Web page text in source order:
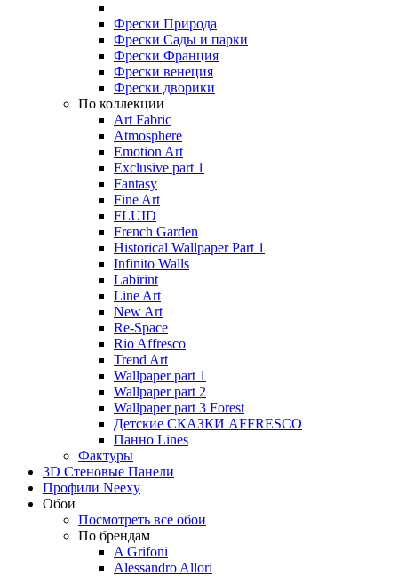
Фрески Природа
Фрески Сады и парки
Фрески Франция
Фрески венеция
Фрески дворики
По коллекции
Art Fabric
Atmosphere
Emotion Art
Exclusive part 1
Fantasy
Fine Art
FLUID
French Garden
Historical Wallpaper Part 1
Infinito Walls
Labirint
Line Art
New Art
Re-Space
Rio Affresco
Trend Art
Wallpaper part 1
Wallpaper part 2
Wallpaper part 3 Forest
Детские СКАЗКИ AFFRESCO
Панно Lines
Фактуры
3D Стеновые Панели
Профили Neexy
Обои
Посмотреть все обои
По брендам
A Grifoni
Alessandro Allori